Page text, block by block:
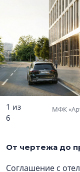
1 из
6
МФК
От чертежа до
Соглашение с